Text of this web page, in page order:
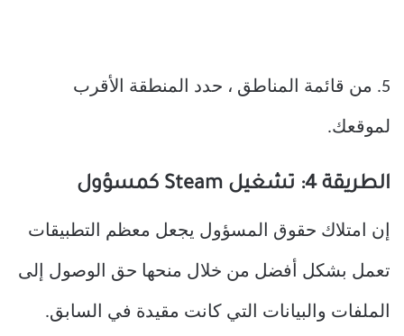
5. من قائمة المناطق ، حدد المنطقة الأقرب
لموقعك.
الطريقة 4: تشغيل Steam كمسؤول
إن امتلاك حقوق المسؤول يجعل معظم التطبيقات
تعمل بشكل أفضل من خلال منحها حق الوصول إلى
الملفات والبيانات التي كانت مقيدة في السابق.